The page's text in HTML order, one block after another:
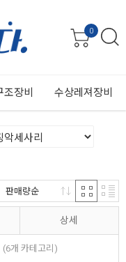
0
조장비 수상레져장비
(6개 카테고리)
상세
판매량순